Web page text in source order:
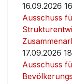
16.09.2026
Ausschuss
17.09.2026
Ausschuss